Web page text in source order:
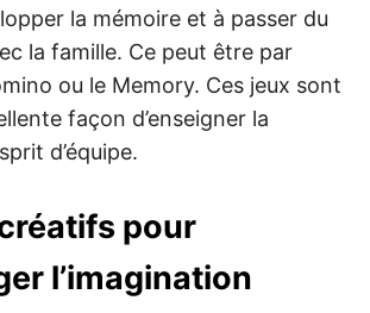
la mémoire et à passer du
la famille. Ce peut être par
ou le Memory. Ces jeux sont
façon d’enseigner la
d’équipe.
pour
l’imagination